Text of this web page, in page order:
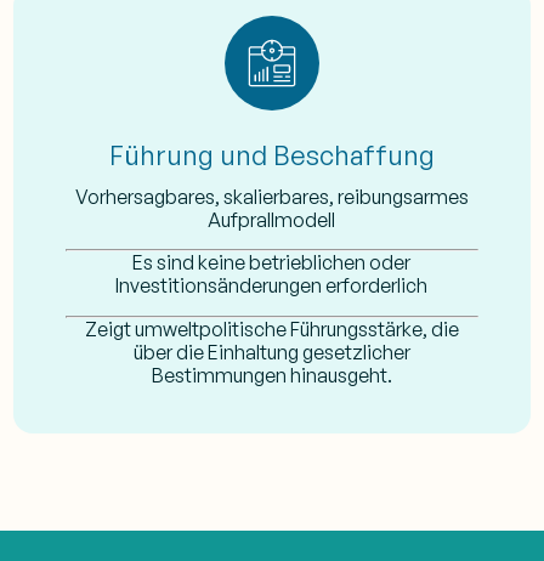
Führung und Beschaffung
Vorhersagbares, skalierbares, reibungsarmes
Aufprallmodell
Es sind keine betrieblichen oder
Investitionsänderungen erforderlich
Zeigt umweltpolitische Führungsstärke, die
über die Einhaltung gesetzlicher
Bestimmungen hinausgeht.